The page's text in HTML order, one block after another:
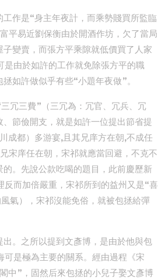
作是“身主年夜計，而乘勢賤買所監臨
平易近劉保衡由於開酒作坊，欠了當局
變賣，而張方平乘隙就低價買了人家
由於如許的工作就免除張方平的職
如許做似乎有些“小題年夜做”。
冗三費”（三冗為：冗官、冗兵、冗
節儉開支，就是如許一位提出節省提
成都）多游宴,且其兄庠方在朝,不成任
宋庠任在朝，宋祁就應當回避，不克不
。先說公款吃喝的題目，此前慶歷新
而加倍嚴重，宋祁所到的益州又是“喜
氣），宋祁沒能免俗，就被包拯給彈
。之所以提到文彥博，是由於他與包
是極為主要的關系。經由過程《宋
中”，固然后來包拯的小兒子娶文彥博